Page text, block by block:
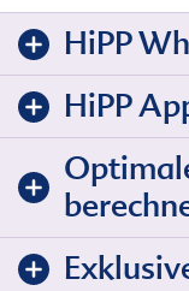
HiPP
HiPP